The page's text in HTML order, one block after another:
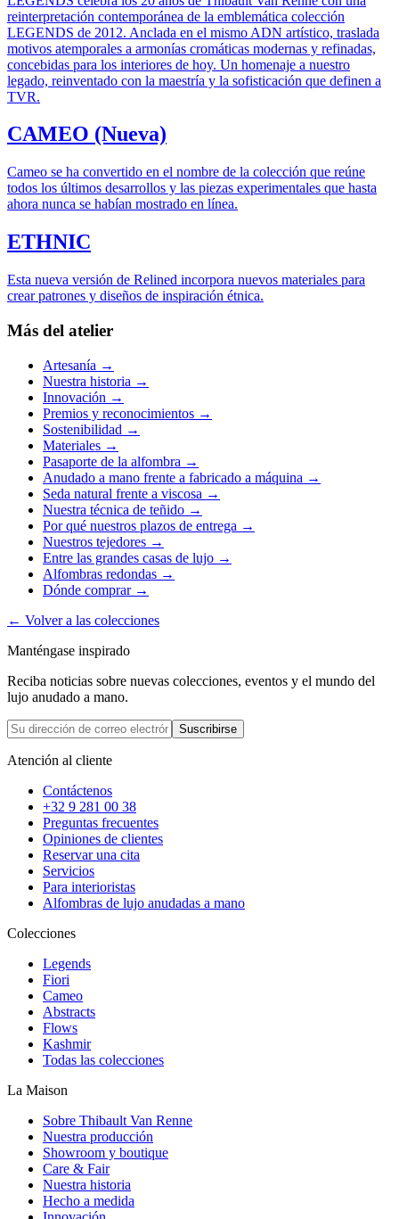
reinterpretación contemporánea de la emblemática colección
LEGENDS de 2012. Anclada en el mismo ADN artístico, traslada
motivos atemporales a armonías cromáticas modernas y refinadas,
concebidas para los interiores de hoy. Un homenaje a nuestro
legado, reinventado con la maestría y la sofisticación que definen a
TVR.
CAMEO (Nueva)
Cameo se ha convertido en el nombre de la colección que reúne
todos los últimos desarrollos y las piezas experimentales que hasta
ahora nunca se habían mostrado en línea.
ETHNIC
Esta nueva versión de Relined incorpora nuevos materiales para
crear patrones y diseños de inspiración étnica.
Más del atelier
Artesanía →
Nuestra historia →
Innovación →
Premios y reconocimientos →
Sostenibilidad →
Materiales →
Pasaporte de la alfombra →
Anudado a mano frente a fabricado a máquina →
Seda natural frente a viscosa →
Nuestra técnica de teñido →
Por qué nuestros plazos de entrega →
Nuestros tejedores →
Entre las grandes casas de lujo →
Alfombras redondas →
Dónde comprar→
← Volver a las colecciones
Manténgase inspirado
Reciba noticias sobre nuevas colecciones, eventos y el mundo del
lujo anudado a mano.
Suscribirse
Atención al cliente
Contáctenos
+32 9 281 00 38
Preguntas frecuentes
Opiniones de clientes
Reservar una cita
Servicios
Para interioristas
Alfombras de lujo anudadas a mano
Colecciones
Legends
Fiori
Cameo
Abstracts
Flows
Kashmir
Todas las colecciones
La Maison
Sobre Thibault Van Renne
Nuestra producción
Showroom y boutique
Care & Fair
Nuestra historia
Hecho a medida